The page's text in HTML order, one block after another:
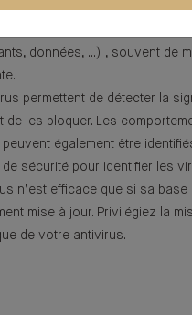
généralement un code qui
insu et qui interagit sur ses
données, ...) , souvent de
permettent de détecter la
de les bloquer. Les
également être
sécurité pour identifier les
n’est efficace que si sa
mise à jour. Privilégiez la
de votre antivirus.